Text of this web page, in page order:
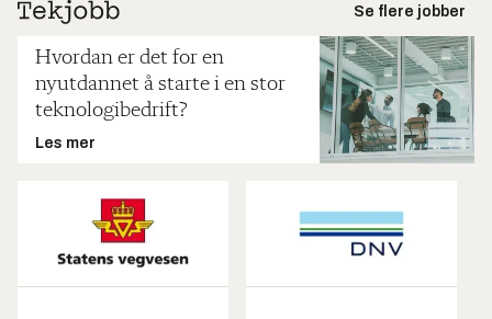
Se flere jobber
Hvordan er det for en
nyutdannet å starte i en stor
teknologibedrift?
Les mer